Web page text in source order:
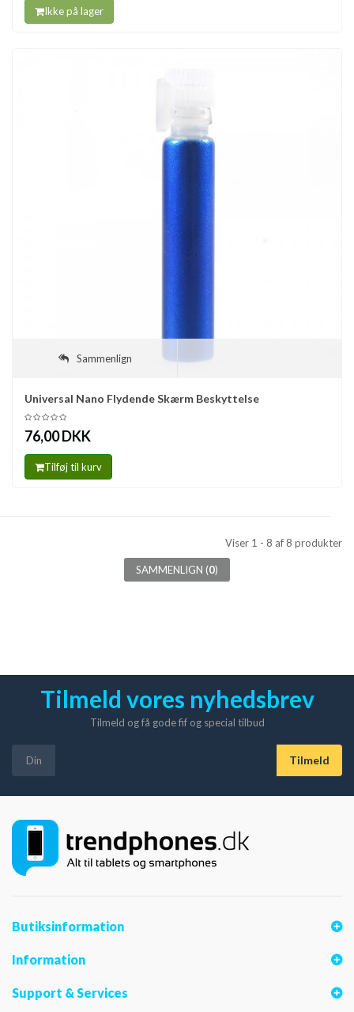
Ikke på lager
Sammenlign
Universal Nano Flydende Skærm Beskyttelse
76,00 DKK
Tilføj til kurv
Viser 1 - 8 af 8 produkter
SAMMENLIGN (0)
Tilmeld vores nyhedsbrev
Tilmeld og få gode fif og special tilbud
Butiksinformation
Information
Support & Services